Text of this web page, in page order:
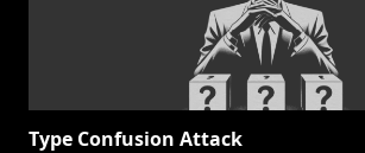
Type Confusion Attack